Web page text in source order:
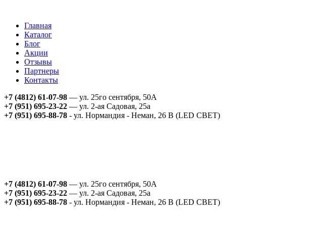
Главная
Каталог
Блог
Акции
Отзывы
Партнеры
Контакты
+7 (4812) 61-07-98 — ул. 25го сентября, 50А
+7 (951) 695-23-22 — ул. 2-ая Садовая, 25а
+7 (951) 695-88-78 - ул. Нормандия - Неман, 26 В (LED СВЕТ)
+7 (4812) 61-07-98 — ул. 25го сентября, 50А
+7 (951) 695-23-22 — ул. 2-ая Садовая, 25а
+7 (951) 695-88-78 - ул. Нормандия - Неман, 26 В (LED СВЕТ)